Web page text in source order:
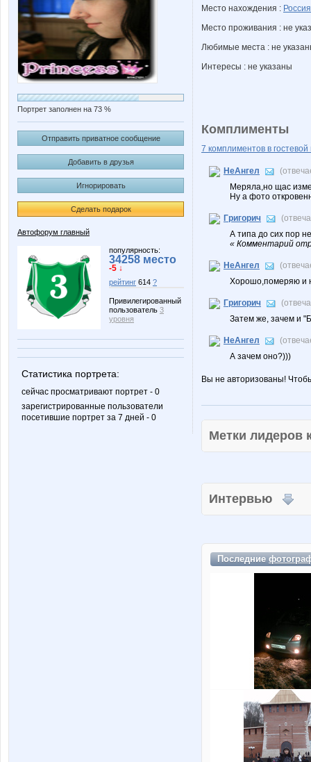
Портрет заполнен на 73 %
Отправить приватное сообщение
Добавить в друзья
Игнорировать
Сделать подарок
Автофорум главный
популярность:
34258 место
-5 ↓
рейтинг 614 ?
Привилегированный
пользователь 3
уровня
Статистика портрета:
сейчас просматривают портрет - 0
зарегистрированные пользователи
посетившие портрет за 7 дней - 0
Место нахождения : Россия
Место проживания : не
Любимые места : не
Интересы : не указаны
Комплименты
7 комплиментов в гостевой
НеАнгел
Меряла,но щас
Ну а фото
Григорич
А типа до сих пор
« Комментарий
НеАнгел
Хорошо,померяю и
Григорич
Затем же, зачем и
НеАнгел
А зачем оно?)))
Вы не авторизованы!
Метки
Интервью
Последние